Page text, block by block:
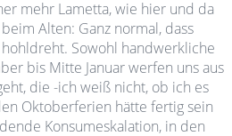
mehr Lametta, wie hier und da
Alten: Ganz normal, dass
Sowohl handwerkliche
bis Mitte Januar werfen uns aus
die -ich weiß nicht, ob ich es
Oktoberferien hätte fertig sein
Konsumeskalation, in den